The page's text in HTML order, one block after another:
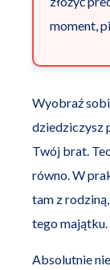
moment,
Wyobraź
dziedziczysz
Twój brat.
równo. W
tam z
tego
Absolutnie